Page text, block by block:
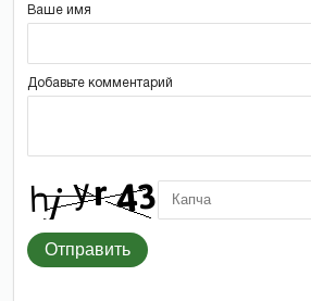
Ваше имя
Добавьте комментарий
Отправить